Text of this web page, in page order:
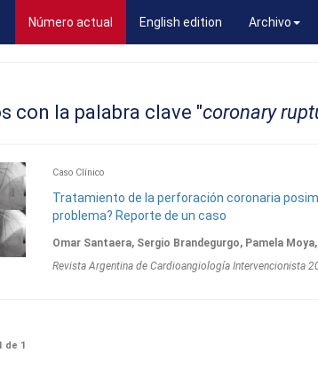
Número actual (current)English edition Archivo
con la palabra clave "coronary
Caso Clínico
Tratamiento de la perforación coronaria
problema? Reporte de un caso
Omar Santaera, Sergio Brandegurgo, Pamela
Revista Argentina de Cardioangiologí­a Intervencionista
de 1